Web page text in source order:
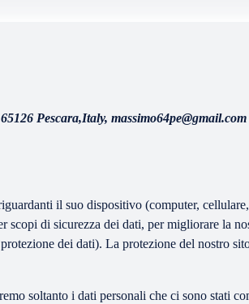
Pescara,Italy, massimo64pe@gmail.com
il suo dispositivo (computer,
di sicurezza dei dati, per migliorare la
dei dati). La protezione del nostro
soltanto i dati personali che ci sono stati